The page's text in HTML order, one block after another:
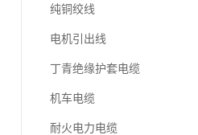
纯铜绞线
电机引出线
丁青绝缘护套电缆
机车电缆
耐火电力电缆